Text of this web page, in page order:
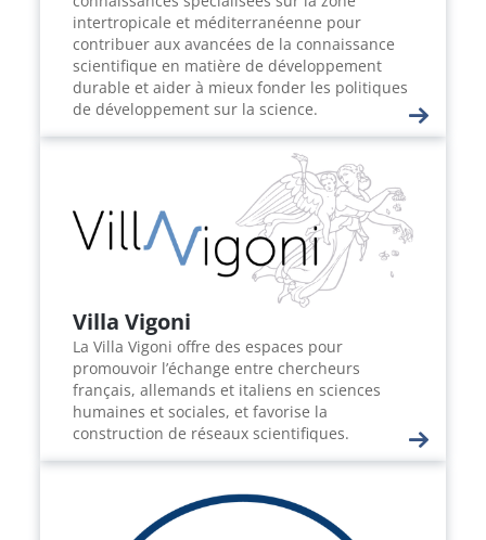
intertropicale et méditerranéenne pour
contribuer aux avancées de la connaissance
scientifique en matière de développement
durable et aider à mieux fonder les politiques
de développement sur la science.
Villa Vigoni
La Villa Vigoni offre des espaces pour
promouvoir l’échange entre chercheurs
français, allemands et italiens en sciences
humaines et sociales, et favorise la
construction de réseaux scientifiques.